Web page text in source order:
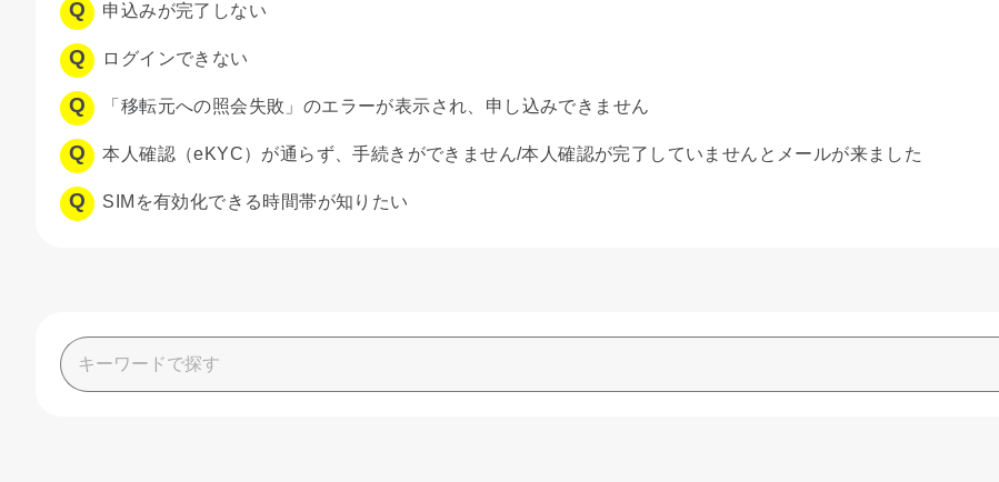
申込みが完了しない
ログインできない
「移転元への照会失敗」のエラーが表示され、申し込みできません
本人確認（eKYC）が通らず、手続きができません/本人確認が完了していませんとメールが来ました
SIMを有効化できる時間帯が知りたい